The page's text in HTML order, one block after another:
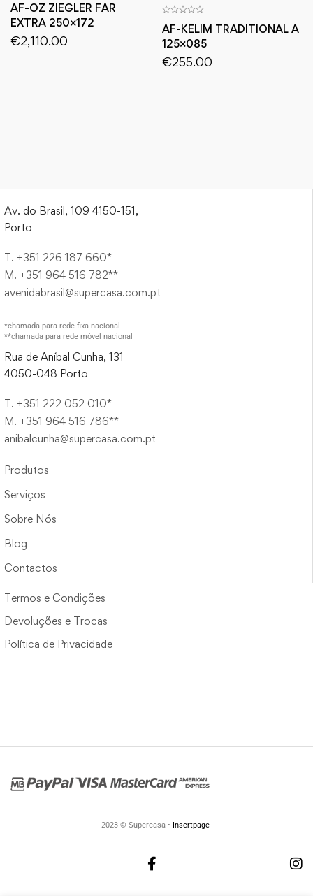
AF-OZ ZIEGLER FAR
EXTRA 250×172
€2,110.00
AF-KELIM TRADITIONAL A
125×085
€255.00
Av. do Brasil, 109 4150-151,
Porto
T. +351 226 187 660*
M. +351 964 516 782**
avenidabrasil@supercasa.com.pt
*chamada para rede fixa nacional
**chamada para rede móvel nacional
Rua de Aníbal Cunha, 131
4050-048 Porto
T. +351 222 052 010*
M. +351 964 516 786**
anibalcunha@supercasa.com.pt
Produtos
Serviços
Sobre Nós
Blog
Contactos
Termos e Condições
Devoluções e Trocas
Política de Privacidade
2023 © Supercasa • Insertpage